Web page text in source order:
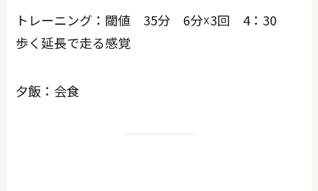
トレーニング：閾値 35分 6分☓3回 4：30
歩く延長で走る感覚
夕飯：会食